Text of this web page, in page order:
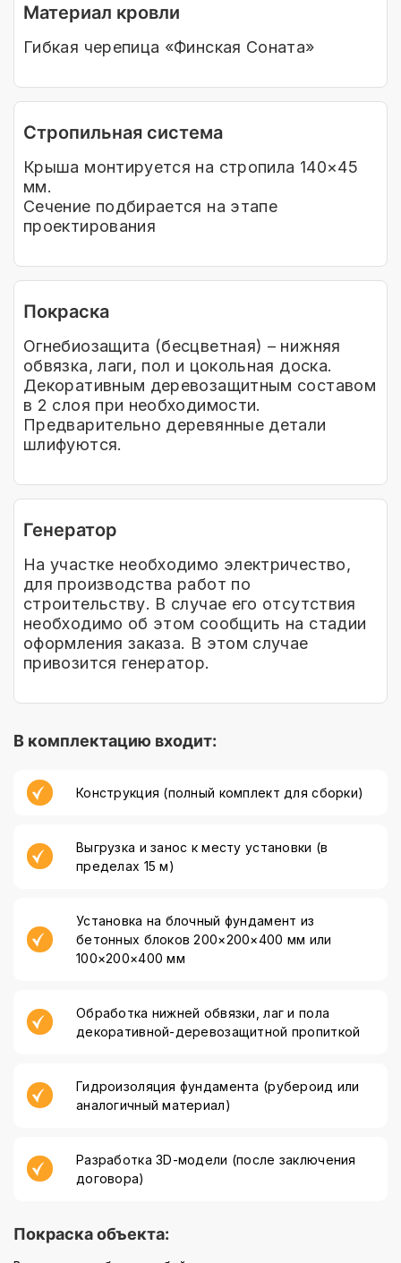
Материал кровли
Гибкая черепица «Финская Соната»
Стропильная система
Крыша монтируется на стропила 140×45
мм.
Сечение подбирается на этапе
проектирования
Покраска
Огнебиозащита (бесцветная) – нижняя
обвязка, лаги, пол и цокольная доска.
Декоративным деревозащитным составом
в 2 слоя при необходимости.
Предварительно деревянные детали
шлифуются.
Генератор
На участке необходимо электричество,
для производства работ по
строительству. В случае его отсутствия
необходимо об этом сообщить на стадии
оформления заказа. В этом случае
привозится генератор.
В комплектацию входит:
Конструкция (полный комплект для сборки)
Выгрузка и занос к месту установки (в
пределах 15 м)
Установка на блочный фундамент из
бетонных блоков 200×200×400 мм или
100×200×400 мм
Обработка нижней обвязки, лаг и пола
декоративной-деревозащитной пропиткой
Гидроизоляция фундамента (рубероид или
аналогичный материал)
Разработка 3D-модели (после заключения
договора)
Покраска объекта: